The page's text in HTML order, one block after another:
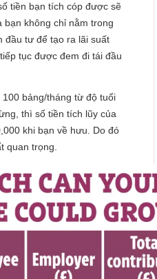
tiền bạn tích cóp được sẽ
không chỉ nằm trong
đầu tư để tạo ra lãi suất
tục được đem đi tái đầu
bảng/tháng từ độ tuổi
thì số tiền tích lũy của
khi bạn về hưu. Do đó
quan trọng.